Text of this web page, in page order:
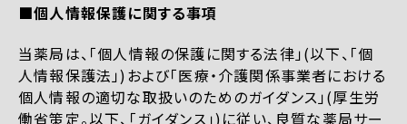
■個人情報保護に関する事項
当薬局は、「個人情報の保護に関する法律」(以下、「個
人情報保護法」)および「医療・介護関係事業者における
個人情報の適切な取扱いのためのガイダンス」(厚生労
働省策定。以下、「ガイダンス」)に従い、良質な薬局サー